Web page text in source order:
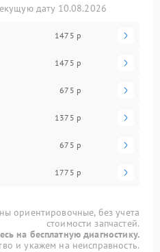
дату 10.08.2026
1475 р
1475 р
675 р
1375 р
675 р
1775 р
ориентировочные, без учета
стоимости запчастей.
на бесплатную диагностику.
и укажем на неисправность.